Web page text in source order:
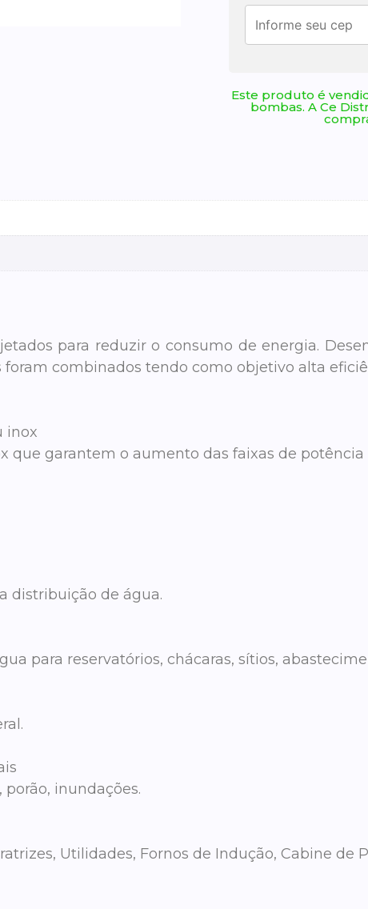
Este produto é
bombas. A Ce
para reduzir o consumo de energia.
combinados tendo como objetivo alta
inox
que garantem o aumento das faixas de potência
distribuição de água.
para reservatórios, chácaras, sítios,
inundações.
Utilidades, Fornos de Indução, Cabine de